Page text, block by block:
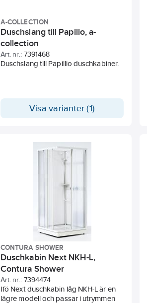
A-COLLECTION
Duschslang till Papilio, a-
collection
Art. nr.: 7391468
Duschslang till Papillio duschkabiner.
Visa varianter (1)
CONTURA SHOWER
Duschkabin Next NKH-L,
Contura Shower
Art. nr.: 7394474
Ifö Next duschkabin låg NKH-L är en
lägre modell och passar i utrymmen